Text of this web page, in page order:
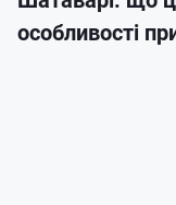
особливості